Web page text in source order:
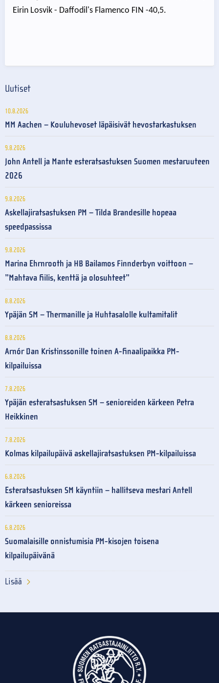
Eirin Losvik - Daffodil's Flamenco FIN -40,5.
Uutiset
10.8.2026
MM Aachen – Kouluhevoset läpäisivät hevostarkastuksen
9.8.2026
John Antell ja Mante esteratsastuksen Suomen mestaruuteen
2026
9.8.2026
Askellajiratsastuksen PM – Tilda Brandesille hopeaa
speedpassissa
9.8.2026
Marina Ehrnrooth ja HB Bailamos Finnderbyn voittoon –
”Mahtava fiilis, kenttä ja olosuhteet”
8.8.2026
Ypäjän SM – Thermanille ja Huhtasalolle kultamitalit
8.8.2026
Arnór Dan Kristinssonille toinen A-finaalipaikka PM-
kilpailuissa
7.8.2026
Ypäjän esteratsastuksen SM – senioreiden kärkeen Petra
Heikkinen
7.8.2026
Kolmas kilpailupäivä askellajiratsastuksen PM-kilpailuissa
6.8.2026
Esteratsastuksen SM käyntiin – hallitseva mestari Antell
kärkeen senioreissa
6.8.2026
Suomalaisille onnistumisia PM-kisojen toisena
kilpailupäivänä
Lisää